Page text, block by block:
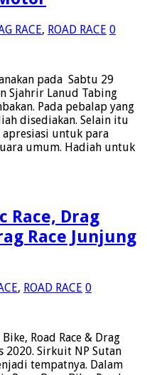
RACE, ROAD RACE 0
pada Sabtu 29
Sjahrir Lanud Tabing
Pada pebalap yang
disediakan. Selain itu
apresiasi untuk para
umum. Hadiah untuk
Race, Drag
Race Junjung
, ROAD RACE 0
Road Race & Drag
2020. Sirkuit NP Sutan
tempatnya. Dalam